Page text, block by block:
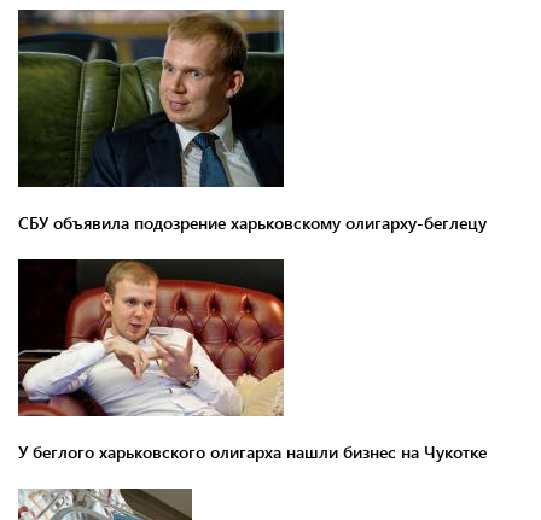
СБУ объявила подозрение харьковскому олигарху-беглецу
У беглого харьковского олигарха нашли бизнес на Чукотке